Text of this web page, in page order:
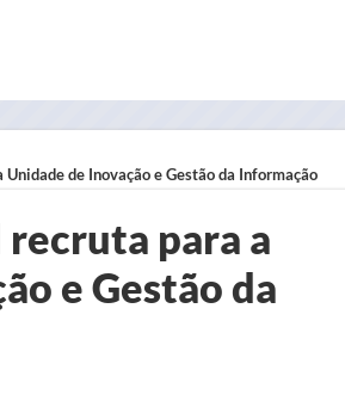
de Inovação e Gestão da Informação
para a
e Gestão da